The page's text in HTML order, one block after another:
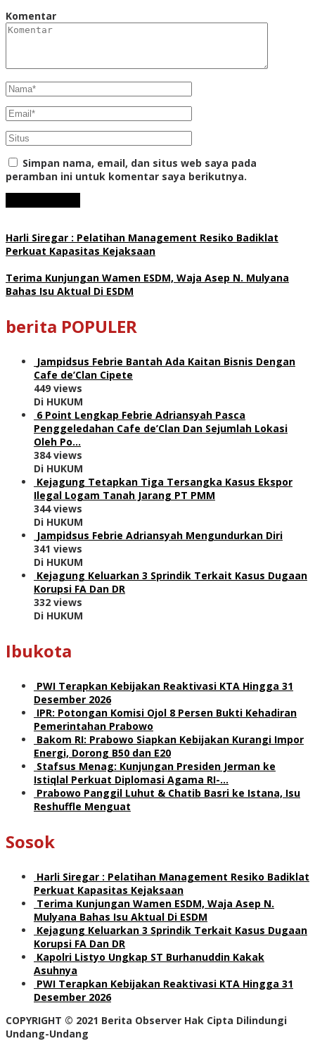
Komentar
Simpan nama, email, dan situs web saya pada
peramban ini untuk komentar saya berikutnya.
Harli Siregar : Pelatihan Management Resiko Badiklat
Perkuat Kapasitas Kejaksaan
Terima Kunjungan Wamen ESDM, Waja Asep N. Mulyana
Bahas Isu Aktual Di ESDM
berita POPULER
Jampidsus Febrie Bantah Ada Kaitan Bisnis Dengan
Cafe de’Clan Cipete
449 views
Di HUKUM
6 Point Lengkap Febrie Adriansyah Pasca
Penggeledahan Cafe de’Clan Dan Sejumlah Lokasi
Oleh Po…
384 views
Di HUKUM
Kejagung Tetapkan Tiga Tersangka Kasus Ekspor
Ilegal Logam Tanah Jarang PT PMM
344 views
Di HUKUM
Jampidsus Febrie Adriansyah Mengundurkan Diri
341 views
Di HUKUM
Kejagung Keluarkan 3 Sprindik Terkait Kasus Dugaan
Korupsi FA Dan DR
332 views
Di HUKUM
Ibukota
PWI Terapkan Kebijakan Reaktivasi KTA Hingga 31
Desember 2026
IPR: Potongan Komisi Ojol 8 Persen Bukti Kehadiran
Pemerintahan Prabowo
Bakom RI: Prabowo Siapkan Kebijakan Kurangi Impor
Energi, Dorong B50 dan E20
Stafsus Menag: Kunjungan Presiden Jerman ke
Istiqlal Perkuat Diplomasi Agama RI-…
Prabowo Panggil Luhut & Chatib Basri ke Istana, Isu
Reshuffle Menguat
Sosok
Harli Siregar : Pelatihan Management Resiko Badiklat
Perkuat Kapasitas Kejaksaan
Terima Kunjungan Wamen ESDM, Waja Asep N.
Mulyana Bahas Isu Aktual Di ESDM
Kejagung Keluarkan 3 Sprindik Terkait Kasus Dugaan
Korupsi FA Dan DR
Kapolri Listyo Ungkap ST Burhanuddin Kakak
Asuhnya
PWI Terapkan Kebijakan Reaktivasi KTA Hingga 31
Desember 2026
COPYRIGHT © 2021 Berita Observer Hak Cipta Dilindungi
Undang-Undang